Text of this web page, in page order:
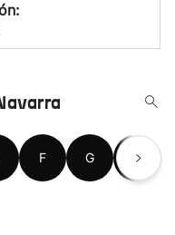
F G H